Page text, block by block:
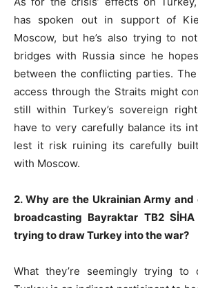
has spoken out in support of
Moscow, but he’s also trying to
bridges with Russia since he
between the conflicting parties.
access through the Straits might
still within Turkey’s sovereign
have to very carefully balance its
lest it risk ruining its carefully
with Moscow.
2. Why are the Ukrainian Army
broadcasting Bayraktar TB2
trying to draw Turkey into the war?
What they’re seemingly trying